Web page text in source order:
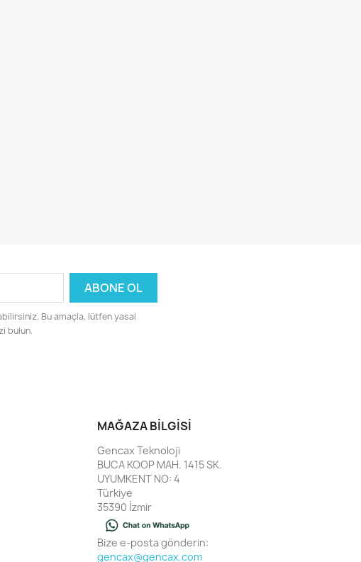
Bu amaçla, lütfen yasal
bulun.
MAĞAZA BILGISI
Gencax Teknoloji
BUCA KOOP MAH. 1415 SK.
UYUMKENT NO: 4
Türkiye
35390 İzmir
Bize e-posta gönderin:
gencax@gencax.com